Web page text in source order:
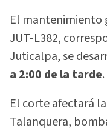
El mantenimiento
JUT-L382,
Juticalpa, se
a 2:00 de la tarde.
El corte afectará
Talanquera,